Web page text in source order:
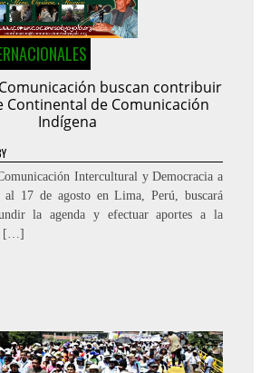
buscan contribuir
Continental de Comunicación
Indígena
Intercultural y Democracia a
al 17 de agosto en Lima, Perú, buscará
la agenda y efectuar aportes a la
[…]